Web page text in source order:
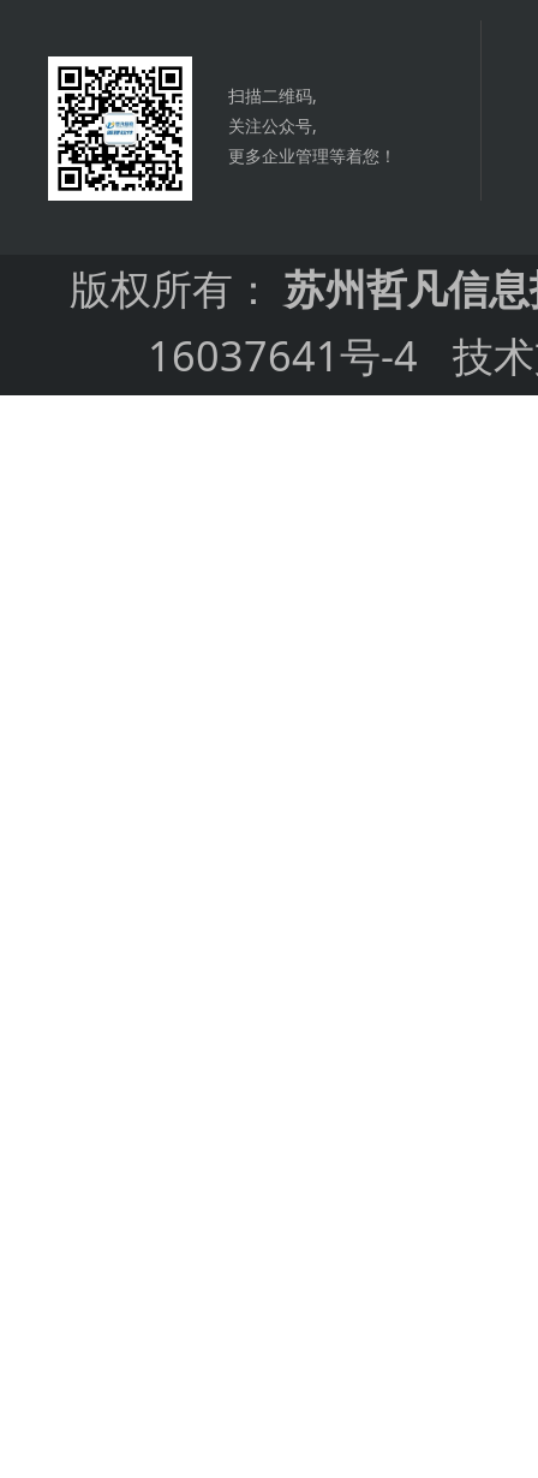
扫描二维码,
关注公众号,
更多企业管理等着您！
版权所有： 苏州哲凡信
16037641号-4
技